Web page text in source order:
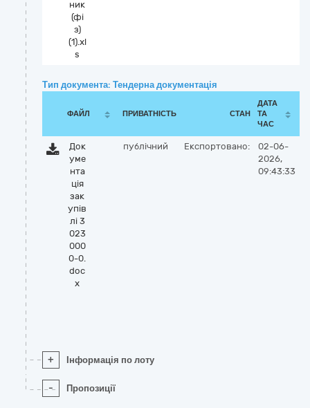
ник
(фі
з)
(1).xl
s
Тип документа: Тендерна документація
ФАЙЛ ПРИВАТНІСТЬ СТАН
ДАТА
ТА
ЧАС
Док
уме
нта
ція
зак
упів
лі 3
023
000
0-0.
doc
x
публічний Експортовано:
02-06-
2026,
09:43:33
+ Інформація по лоту
- Пропозиції